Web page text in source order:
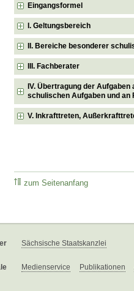
Eingangsformel
I. Geltungsbereich
II. Bereiche besonderer
III. Fachberater
IV. Übertragung der
schulischen Aufgaben und an
V. Inkrafttreten,
zum Seitenanfang
Sächsische Staatskanzlei
Medienservice Publikationen